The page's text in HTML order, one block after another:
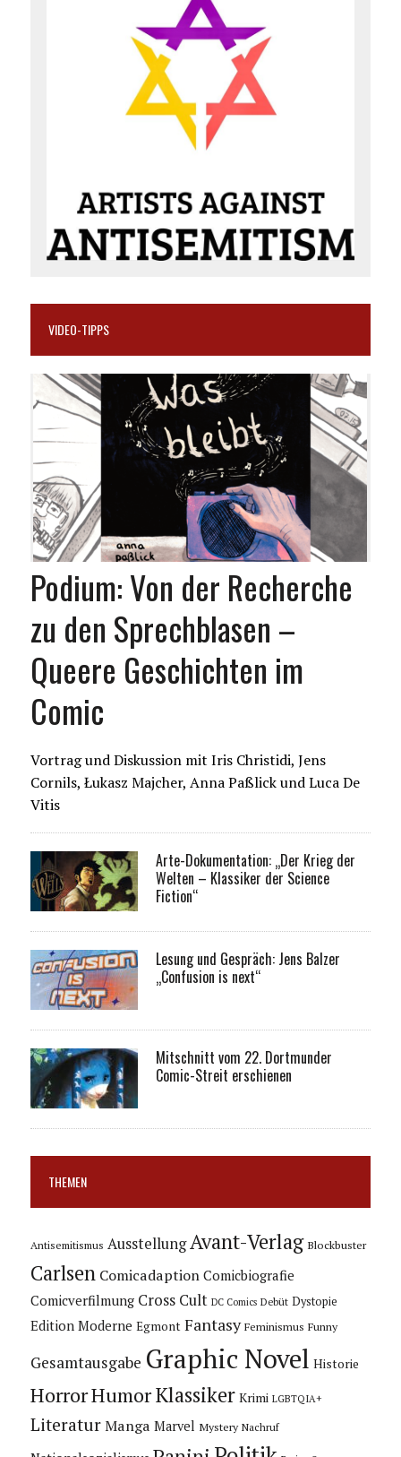
VIDEO-TIPPS
Podium: Von der Recherche
zu den Sprechblasen –
Queere Geschichten im
Comic
Vortrag und Diskussion mit Iris Christidi, Jens
Cornils, Łukasz Majcher, Anna Paßlick und Luca De
Vitis
Arte-Dokumentation: „Der Krieg der
Welten – Klassiker der Science
Fiction“
Lesung und Gespräch: Jens Balzer
„Confusion is next“
Mitschnitt vom 22. Dortmunder
Comic-Streit erschienen
THEMEN
Antisemitismus Ausstellung Avant-Verlag Blockbuster
Carlsen Comicadaption Comicbiografie
Comicverfilmung Cross Cult DC Comics Debüt Dystopie
Edition Moderne Egmont Fantasy Feminismus Funny
Gesamtausgabe Graphic Novel Historie
HorrorHumorKlassiker Krimi LGBTQIA+
Literatur Manga Marvel Mystery Nachruf